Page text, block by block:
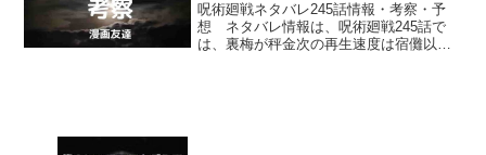
呪術廻戦ネタバレ245話情報・考察・予
想 ネタバレ情報は、呪術廻戦245話で
は、裏梅が秤金次の再生速度は宿儺以上